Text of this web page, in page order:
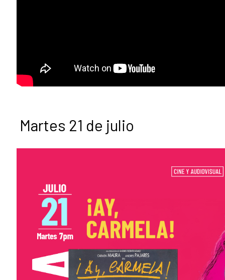
Martes 21 de julio